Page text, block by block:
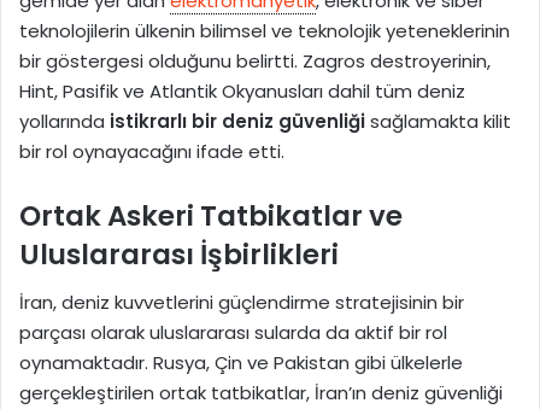
teknolojilerin ülkenin bilimsel ve teknolojik yeteneklerinin
bir göstergesi olduğunu belirtti. Zagros destroyerinin,
Hint, Pasifik ve Atlantik Okyanusları dahil tüm deniz
yollarında istikrarlı bir deniz güvenliğisağlamakta kilit
bir rol oynayacağını ifade etti.
Ortak Askeri Tatbikatlar ve
Uluslararası İşbirlikleri
İran, deniz kuvvetlerini güçlendirme stratejisinin bir
parçası olarak uluslararası sularda da aktif bir rol
oynamaktadır. Rusya, Çin ve Pakistan gibi ülkelerle
gerçekleştirilen ortak tatbikatlar, İran’ın deniz güvenliği